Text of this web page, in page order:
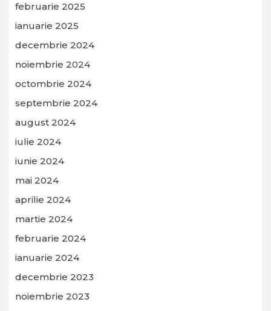
februarie 2025
ianuarie 2025
decembrie 2024
noiembrie 2024
octombrie 2024
septembrie 2024
august 2024
iulie 2024
iunie 2024
mai 2024
aprilie 2024
martie 2024
februarie 2024
ianuarie 2024
decembrie 2023
noiembrie 2023